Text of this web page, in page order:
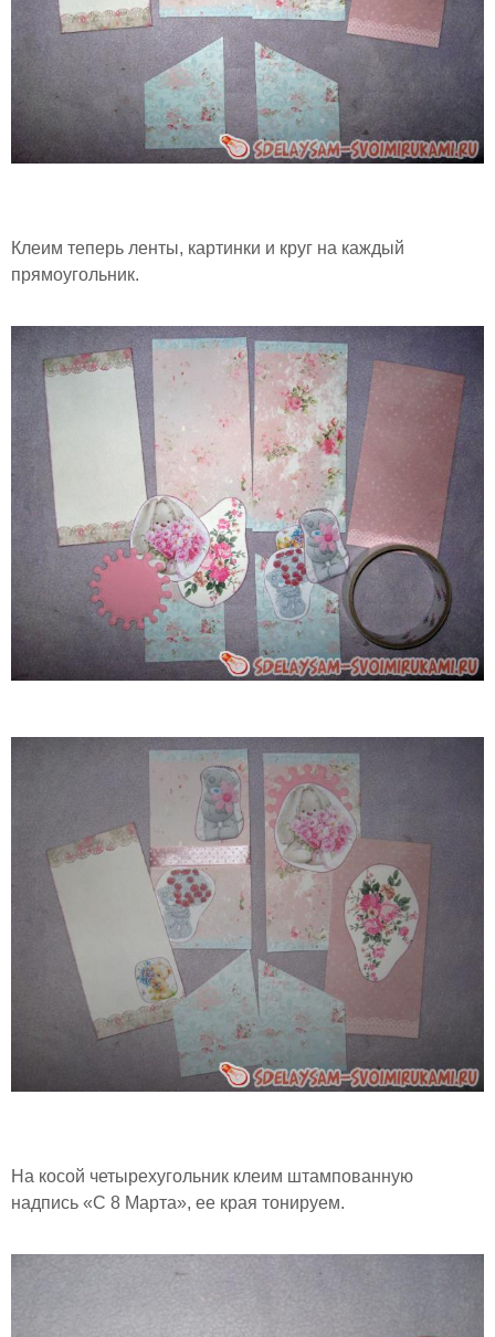
Клеим теперь ленты, картинки и круг на каждый
прямоугольник.
На косой четырехугольник клеим штампованную
надпись «С 8 Марта», ее края тонируем.